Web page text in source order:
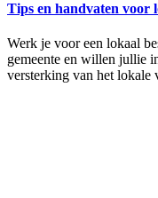
Tips en handvaten voor
Werk je voor een lokaal
gemeente en willen jullie
versterking van het